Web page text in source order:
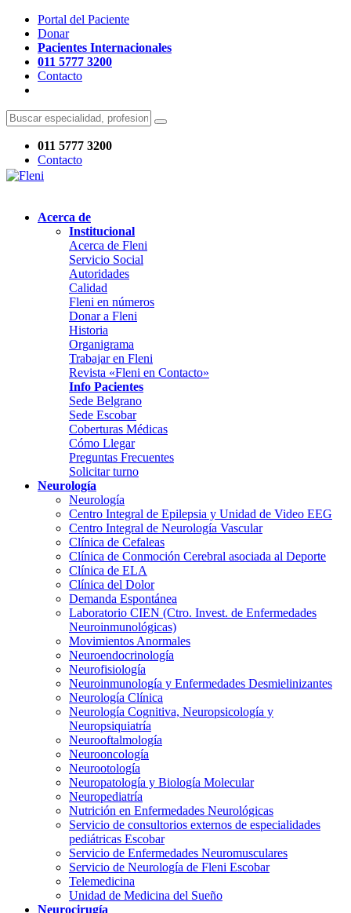
Portal del Paciente
Donar
Pacientes Internacionales
011 5777 3200
Contacto
011 5777 3200
Contacto
Acerca de
Institucional
Acerca de Fleni
Servicio Social
Autoridades
Calidad
Fleni en números
Donar a Fleni
Historia
Organigrama
Trabajar en Fleni
Revista «Fleni en Contacto»
Info Pacientes
Sede Belgrano
Sede Escobar
Coberturas Médicas
Cómo Llegar
Preguntas Frecuentes
Solicitar turno
Neurología
Neurología
Centro Integral de Epilepsia y Unidad de Video EEG
Centro Integral de Neurología Vascular
Clínica de Cefaleas
Clínica de Conmoción Cerebral asociada al Deporte
Clínica de ELA
Clínica del Dolor
Demanda Espontánea
Laboratorio CIEN (Ctro. Invest. de Enfermedades
Neuroinmunológicas)
Movimientos Anormales
Neuroendocrinología
Neurofisiología
Neuroinmunología y Enfermedades Desmielinizantes
Neurología Clínica
Neurología Cognitiva, Neuropsicología y
Neuropsiquiatría
Neurooftalmología
Neurooncología
Neurootología
Neuropatología y Biología Molecular
Neuropediatría
Nutrición en Enfermedades Neurológicas
Servicio de consultorios externos de especialidades
pediátricas Escobar
Servicio de Enfermedades Neuromusculares
Servicio de Neurología de Fleni Escobar
Telemedicina
Unidad de Medicina del Sueño
Neurocirugía